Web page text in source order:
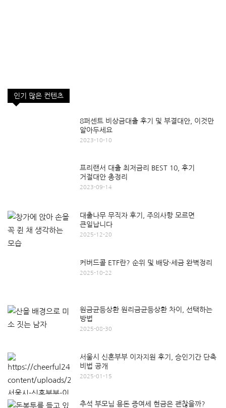
인기 많은 컨텐츠
8퍼센트 비상금대출 후기 및 부결대안, 이것만
알아두세요
2023-10-10
프리랜서 대출 최저금리 BEST 10, 후기
거절대안 총정리
2023-09-14
대출나무 무직자 후기, 주의사항 모르면
큰일납니다
2025-12-20
커버드콜 ETF란? 순위 및 배당·세금 완벽정리
2025-10-22
원금균등상환 원리금균등상환 차이, 선택하는
방법
2025-08-30
서울시 신혼부부 이자지원 후기, 승인기간 단축
비법 공개
2025-01-15
추석 부모님 용돈 증여세 현금은 괜찮을까?